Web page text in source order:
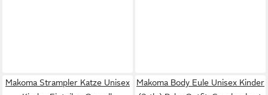
Makoma Strampler Katze Unisex
Makoma Body Eule Unisex Kinder